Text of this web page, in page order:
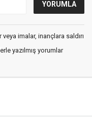
imalar, inançlara saldırı
yazılmış yorumlar